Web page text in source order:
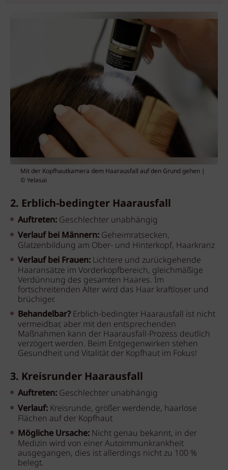
Mit der Kopfhautkamera dem Haarausfall auf den Grund gehen |
© Yelasai
2. Erblich-bedingter Haarausfall
Auftreten: Geschlechter unabhängig
Verlauf bei Männern: Geheimratsecken,
Glatzenbildung am Ober- und Hinterkopf, Haarkranz
Verlauf bei Frauen: Lichtere und zurückgehende
Haaransätze im Vorderkopfbereich, gleichmäßige
Verdünnung des gesamten Haares. Im
fortschreitenden Alter wird das Haar kraftloser und
brüchiger.
Behandelbar?Erblich-bedingter Haarausfall ist nicht
vermeidbar, aber mit den entsprechenden
Maßnahmen kann der Haarausfall-Prozess deutlich
verzögert werden. Beim Entgegenwirken stehen
Gesundheit und Vitalität der Kopfhaut im Fokus!
3. Kreisrunder Haarausfall
Auftreten: Geschlechter unabhängig
Verlauf: Kreisrunde, größer werdende, haarlose
Flächen auf der Kopfhaut
Mögliche Ursache: Nicht genau bekannt, in der
Medizin wird von einer Autoimmunkrankheit
ausgegangen, dies ist allerdings nicht zu 100 %
belegt.